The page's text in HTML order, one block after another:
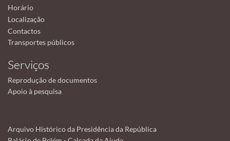
Horário
Localização
Contactos
Transportes públicos
Serviços
Reprodução de documentos
Apoio à pesquisa
Arquivo Histórico da Presidência da República